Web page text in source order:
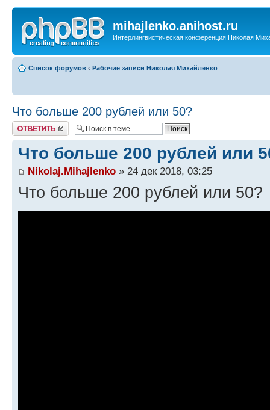
mihajlenko.anihost.ru
Интерлингвистическая конференция Николая
Список форумов ‹ Рабочие записи Николая Михайленко
Что больше 200 рублей или 50?
Ответить
Что больше 200 рублей или
Nikolaj.Mihajlenko » 24 дек 2018, 03:25
Что больше 200 рублей или 50?